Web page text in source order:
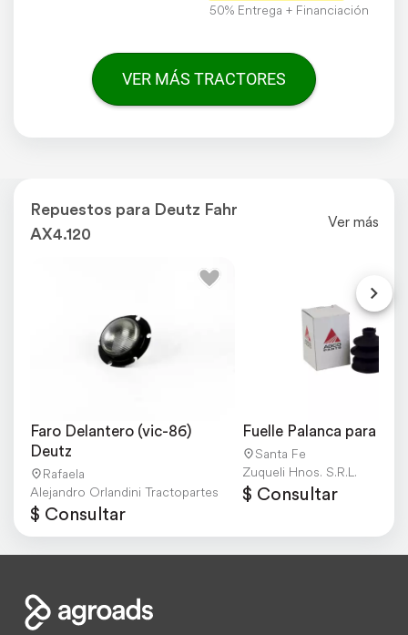
50% Entrega + Financiación
VER MÁS TRACTORES
Repuestos para Deutz Fahr
AX4.120
Ver más
Faro Delantero (vic-86)
Deutz
Rafaela
Alejandro Orlandini Tractopartes
$ Consultar
Fuelle Palanca para
Santa Fe
Zuqueli Hnos. S.R.L.
$ Consultar